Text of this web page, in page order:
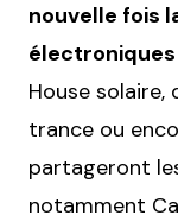
nouvelle fois
House solaire,
trance ou
partageront
notamment